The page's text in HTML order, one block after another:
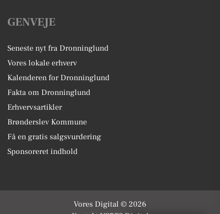
GENVEJE
Seneste nyt fra Dronninglund
Vores lokale erhverv
Kalenderen for Dronninglund
Fakta om Dronninglund
Erhvervsartikler
Brønderslev Kommune
Få en gratis salgsvurdering
Sponsoreret indhold
Vores Digital © 2026